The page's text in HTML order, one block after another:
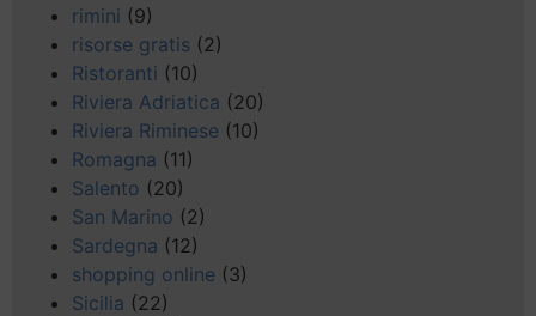
rimini (9)
risorse gratis (2)
Ristoranti (10)
Riviera Adriatica (20)
Riviera Riminese (10)
Romagna (11)
Salento (20)
San Marino (2)
Sardegna (12)
shopping online (3)
Sicilia (22)